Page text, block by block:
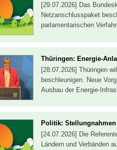
[29.07.2026] Das
Netzanschlusspaket
parlamentarischen
Thüringen: Energie-
[28.07.2026] Thüringen
beschleunigen. Neue
Ausbau der Energie-
Politik:
[24.07.2026] Die
Ländern und Verbänden